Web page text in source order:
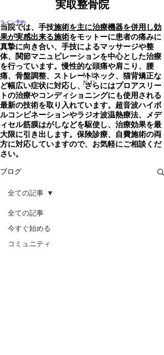
​実取整骨院
ME
NU
ライン予約
当院では、手技施術を主に治療機器を併用し効
果が実感出来る施術をモットーに患者の痛みに
真摯に向き合い、手技によるマッサージや整
体、関節マニュピレーションを中心とした治療
を行っています。慢性的な頭痛や肩こり、腰
痛、骨盤調整、ストレートネック、猫背矯正な
ど幅広い症状に対応し、さらにはプロアスリー
トの治療やコンディショニングにも使用される
最新の技術を取り入れています。超音波ハイボ
ルコンビネーションやラジオ波温熱療法、メデ
ィセル筋膜はがしなどを駆使し、治療効果を最
大限に引き出します。保険診療、自費施術の両
方に対応していますので、お気軽にご相談くだ
さい。
ブログ
全ての記事
今すぐ始める
コミュニティ
全ての記事